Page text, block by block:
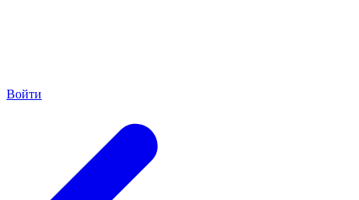
Войти